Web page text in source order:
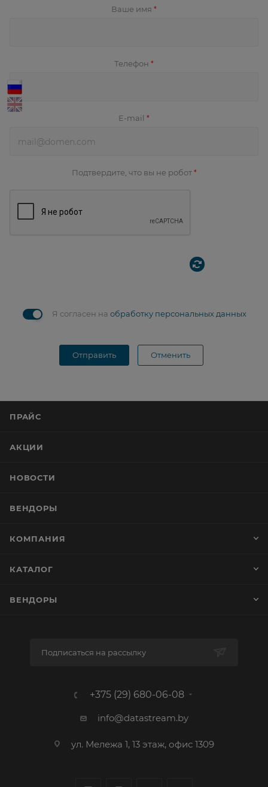
Ваше имя *
Телефон *
E-mail *
Подтвердите, что вы не робот *
Я согласен на обработку персональных данных
Отправить Отменить
ПРАЙС
АКЦИИ
НОВОСТИ
ВЕНДОРЫ
КОМПАНИЯ
КАТАЛОГ
ВЕНДОРЫ
Подписаться на рассылку
+375 (29) 680-06-08
info@datastream.by
ул. Мележа 1, 13 этаж, офис 1309